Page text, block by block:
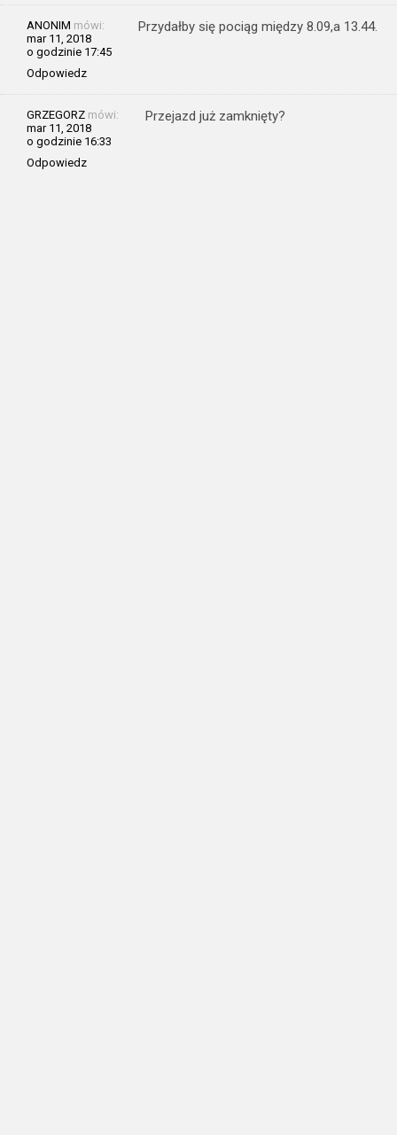
ANONIM mówi:
mar 11, 2018
o godzinie 17:45
Odpowiedz
Przydałby się pociąg między 8.09,a 13.44.
GRZEGORZ mówi:
mar 11, 2018
o godzinie 16:33
Odpowiedz
Przejazd już zamknięty?